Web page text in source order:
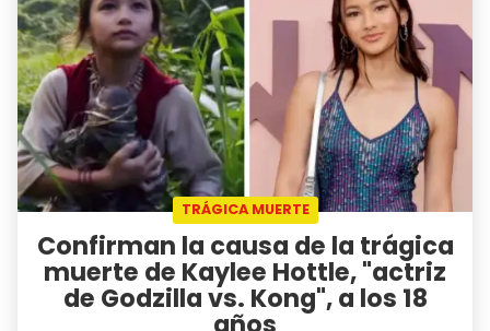
TRÁGICA MUERTE
Confirman la causa de la trágica
muerte de Kaylee Hottle, "actriz
de Godzilla vs. Kong", a los 18